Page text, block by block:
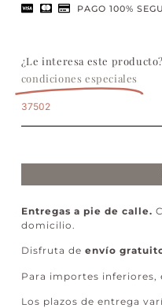
PAGO 100%
¿Le interesa este
condiciones especiales
37502
Entregas a pie de calle.
domicilio.
Disfruta de envío
Para importes inferiores,
Los plazos de entrega